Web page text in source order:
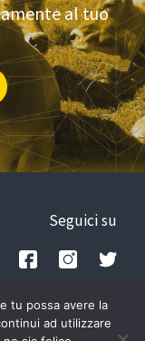
al tuo
Seguici su
Privacy policy
Credits
tu possa avere la
ad utilizzare